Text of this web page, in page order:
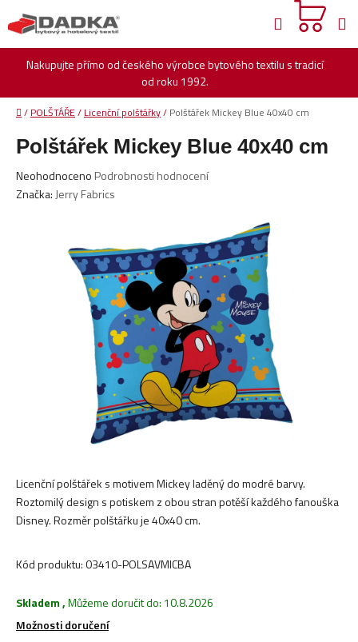
na
obsah
Nakupujte přímo od českého výrobce bytového textilu s tradicí
od roku 1992.
Hledat
Domů
/ POLŠTÁŘE / Licenční polštářky/ Polštářek Mickey Blue 40x40 cm
Licenční polštářek s motivem Mickey laděný do modré barvy.
Roztomilý design s potiskem z obou stran potěší každého fanouška
Disney. Rozměr polštářku je 40x40 cm.
Kód produktu:03410-POLSAVMICBA
Skladem,Můžeme doručit do: 10.8.2026
Možnosti doručení
Polštářek Mickey Blue 40x40 cm
Průměrné
hodnocení
Neohodnoceno Podrobnosti hodnocení
Značka: Jerry Fabrics